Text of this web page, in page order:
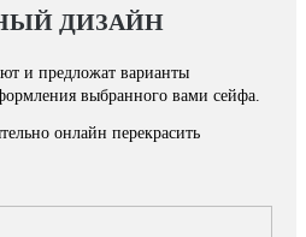
ДИЗАЙН
и предложат варианты
выбранного вами сейфа.
онлайн перекрасить